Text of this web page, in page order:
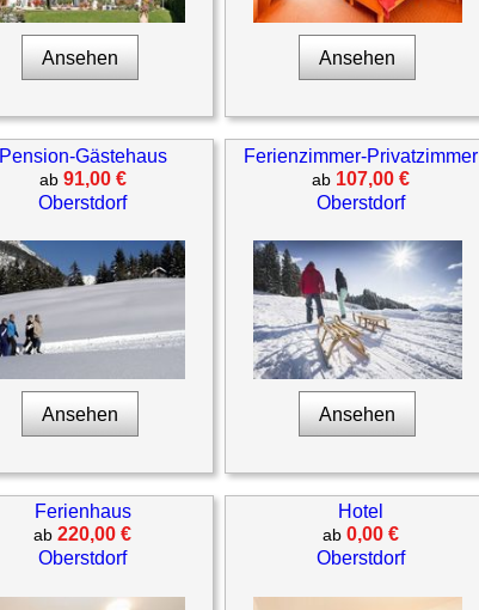
Ansehen Ansehen
Pension-Gästehaus
ab 91,00 €
Oberstdorf
Ansehen
Ferienzimmer-Privatzimmer
ab 107,00 €
Oberstdorf
Ansehen
Ferienhaus
ab220,00 €
Oberstdorf
Hotel
ab 0,00 €
Oberstdorf